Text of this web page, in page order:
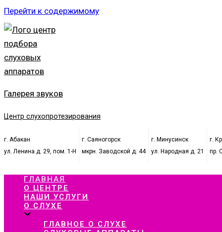
Перейти к содержимому
Галерея звуков
Центр слухопротезирования
г. Абакан
ул. Ленина д. 29, пом. 1-Н
г. Саяногорск
мкрн. Заводской д. 44
г. Минусинск
ул. Народная д. 21
г.
пр.
ГЛАВНАЯ
О ЦЕНТРЕ
НАШИ УСЛУГИ
О СЛУХЕ
ГЛАВНОЕ О СЛУХЕ